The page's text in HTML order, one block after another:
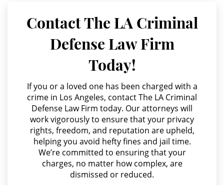
Unauthorized Practice of Medicine
Welfare Fraud
Workers' Compensation Fraud
Gun Offenses
Carrying A Concealed Firearm
Carrying A Loaded Firearm
Firearm Sentencing Enhancements
Agresión Doméstica
Agresión Sexual
Amenazas Criminales
Annoying or Molesting a Child Under 18
Anulando o Rechazando una Condena
Apropiación Indebida De Fondos Públicos
Arson
Asalto y Agresión
Asalto con Arma Mortal
Contact The LA Criminal
Defense Law Firm
Today!
If you or a loved one has been charged with a
crime in Los Angeles, contact The LA Criminal
Defense Law Firm today. Our attorneys will
work vigorously to ensure that your privacy
rights, freedom, and reputation are upheld,
helping you avoid hefty fines and jail time.
We’re committed to ensuring that your
charges, no matter how complex, are
dismissed or reduced.